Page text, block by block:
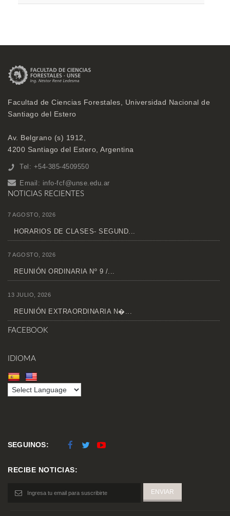
Facultad de Ciencias Forestales, Universidad Nacional de
Santiago del Estero
Av. Belgrano (s) 1912,
4200 Santiago del Estero, Argentina
Tel: +54-385-4509550
Email: info-fcf@unse.edu.ar
NOTICIAS RECIENTES
7 AGOSTO, 2026
HORARIOS DE CLASES- SEGUND...
7 AGOSTO, 2026
REUNIÓN ORDINARIA Nº 9 /...
13 JULIO, 2026
REUNIÓN EXTRAORDINARIA N�...
FACEBOOK
IDIOMA
SEGUINOS:
RECIBE NOTICIAS: